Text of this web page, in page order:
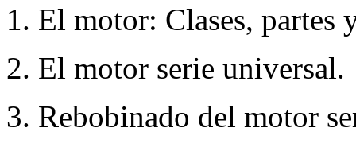
1. El motor: Clases, partes
2. El motor serie universal.
3. Rebobinado del motor